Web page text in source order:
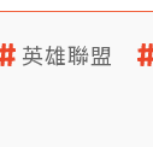
英雄聯盟